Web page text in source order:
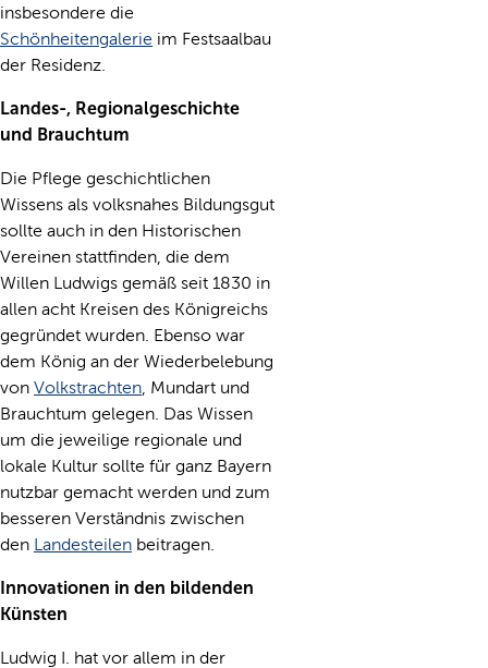
insbesondere die
Schönheitengalerie im Festsaalbau
der Residenz.
Landes-, Regionalgeschichte
und Brauchtum
Die Pflege geschichtlichen
Wissens als volksnahes Bildungsgut
sollte auch in den Historischen
Vereinen stattfinden, die dem
Willen Ludwigs gemäß seit 1830 in
allen acht Kreisen des Königreichs
gegründet wurden. Ebenso war
dem König an der Wiederbelebung
von Volkstrachten , Mundart und
Brauchtum gelegen. Das Wissen
um die jeweilige regionale und
lokale Kultur sollte für ganz Bayern
nutzbar gemacht werden und zum
besseren Verständnis zwischen
den Landesteilen beitragen.
Innovationen in den bildenden
Künsten
Ludwig I. hat vor allem in der